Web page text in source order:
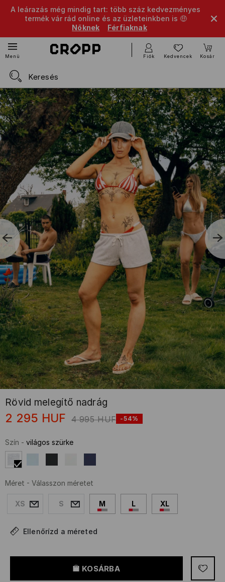
A leárazás még mindig tart: több száz kedvezményes
termék vár rád online és az üzleteinkben is 🤑
Nőknek
Férfiaknak
Menü Fiók Kedvencek Kosár
Rövid melegítő nadrág
2 295 HUF 4 995 HUF -54%
Szín - világos szürke
Méret - Válasszon méretet
XS S M L XL
Ellenőrízd a méreted
KOSÁRBA